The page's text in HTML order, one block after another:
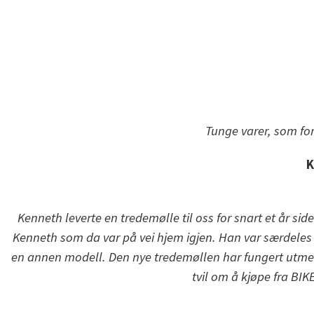
Tunge varer, som
Kenneth leverte en tredemølle til oss for snart et år
Kenneth som da var på vei hjem igjen. Han var
en annen modell. Den nye tredemøllen har fungert
tvil om å kjøpe fra